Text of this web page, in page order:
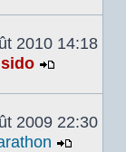
le
dernier
2010 14:18
sido
le
dernier
message
2009 22:30